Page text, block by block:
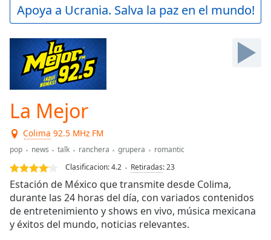
Play
Video
Backward
Skip
Forward
Mute
Current
Time0:00
Duration-:-
Loaded:
0.00%
Stream
TypeLIVE
Seek to
live,
currently
Apoya a Ucrania. Salva la paz en el mundo!
La Mejor
Colima 92.5 MHz FM
pop news talk ranchera grupera
romantic
Clasificacion:4.2 Retiradas:23
Estación de México que transmite desde Colima,
durante las 24 horas del día, con variados contenidos
de entretenimiento y shows en vivo, música mexicana
y éxitos del mundo, noticias relevantes.